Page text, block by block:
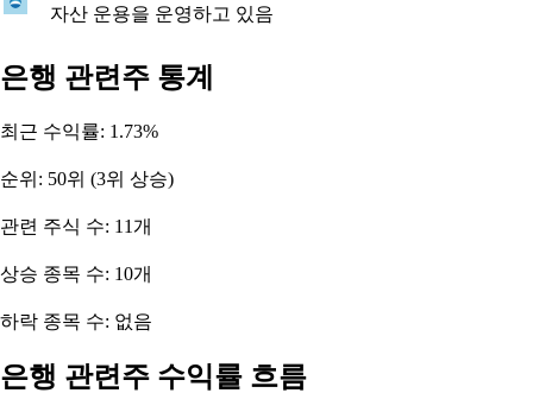
자산 운용을 운영하고 있음
은행 관련주 통계
최근 수익률: 1.73%
순위: 50위 (3위 상승)
관련 주식 수: 11개
상승 종목 수: 10개
하락 종목 수: 없음
은행 관련주 수익률 흐름